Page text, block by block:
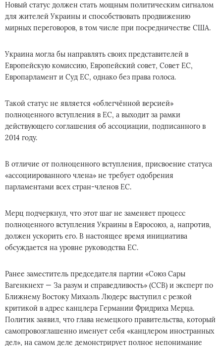
Новый статус должен стать мощным политическим сигналом
для жителей Украины и способствовать продвижению
мирных переговоров, в том числе при посредничестве США.
Украина могла бы направлять своих представителей в
Европейскую комиссию, Европейский совет, Совет ЕС,
Европарламент и Суд ЕС, однако без права голоса.
Такой статус не является «облегчённой версией»
полноценного вступления в ЕС, а выходит за рамки
действующего соглашения об ассоциации, подписанного в
2014 году.
В отличие от полноценного вступления, присвоение статуса
«ассоциированного члена» не требует одобрения
парламентами всех стран-членов ЕС.
Мерц подчеркнул, что этот шаг не заменяет процесс
полноценного вступления Украины в Евросоюз, а, напротив,
должен ускорить его. В настоящее время инициатива
обсуждается на уровне руководства ЕС.
Ранее заместитель председателя партии «Союз Сары
Вагенкнехт — За разум и справедливость» (ССВ) и эксперт по
Ближнему Востоку Михаэль Людерс выступил с резкой
критикой в адрес канцлера Германии Фридриха Мерца.
Политик заявил, что глава немецкого правительства, который
самопровозглашенно именует себя «канцлером иностранных
дел», на самом деле демонстрирует полное непонимание